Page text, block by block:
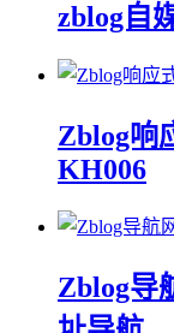
zblog自
Zblog响
KH006
Zblog导